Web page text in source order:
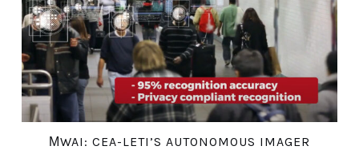
ΜWAI: CEA-LETI’S AUTONOMOUS IMAGER